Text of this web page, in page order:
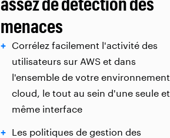
menaces
Corrélez facilement l'activité des
utilisateurs sur AWS et dans
l'ensemble de votre environnement
cloud, le tout au sein d'une seule et
même interface
Les politiques de gestion des